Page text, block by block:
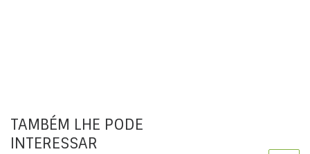
TAMBÉM LHE PODE
INTERESSAR